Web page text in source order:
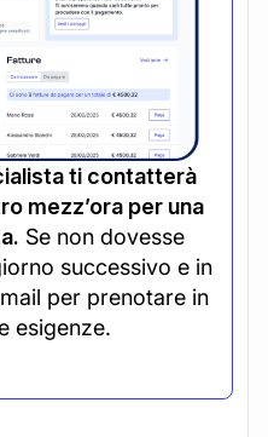
ti contatterà
mezz’ora per una
Se non dovesse
successivo e in
per prenotare in
esigenze.